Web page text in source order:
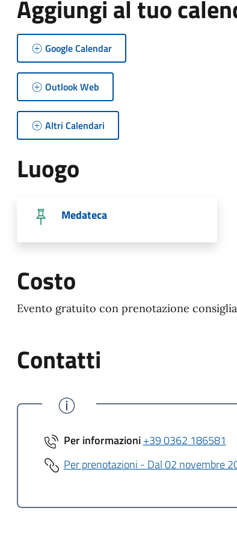
Aggiungi al tuo
Google Calendar
Outlook Web
Altri Calendari
Luogo
Medateca
Costo
Evento gratuito con prenotazione
Contatti
Per informazioni+39 0362 186581
Per prenotazioni - Dal 02 novembre